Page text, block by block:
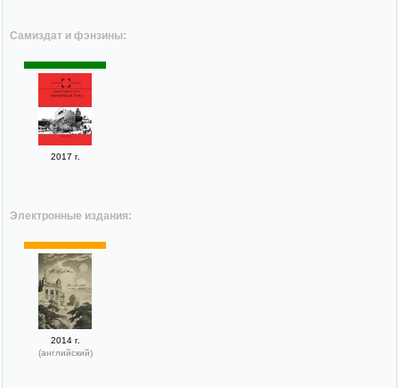
Самиздат и фэнзины:
2017 г.
Электронные издания:
2014 г.
(английский)